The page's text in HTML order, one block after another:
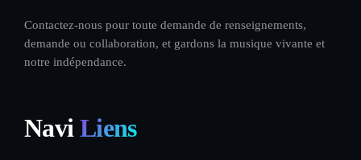
Contactez-nous pour toute demande de renseignements,
demande ou collaboration, et gardons la musique vivante et
notre indépendance.
NaviLiens